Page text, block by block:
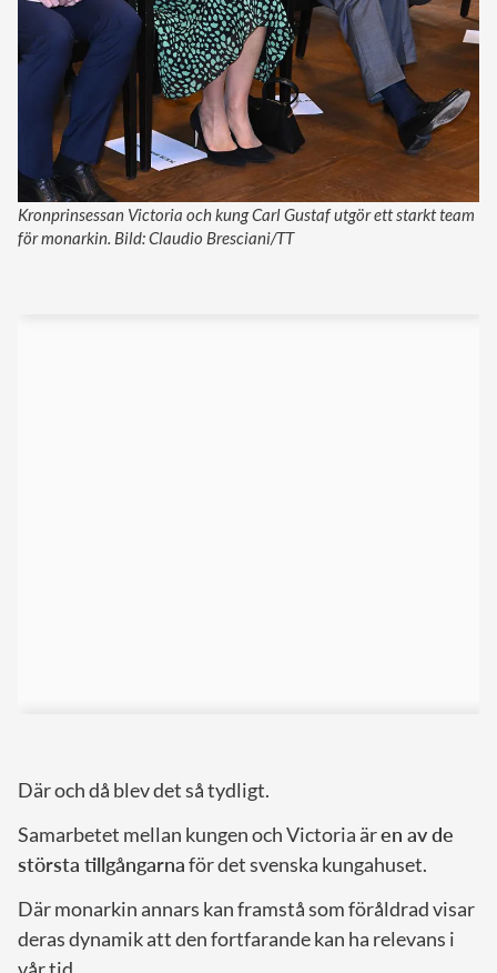
Kronprinsessan Victoria och kung Carl Gustaf utgör ett starkt team
för monarkin. Bild: Claudio Bresciani/TT
Där och då blev det så tydligt.
Samarbetet mellan kungen och Victoria ären av de
största tillgångarnaför det svenska kungahuset.
Där monarkin annars kan framstå som föråldrad visar
deras dynamik att den fortfarande kan ha relevans i